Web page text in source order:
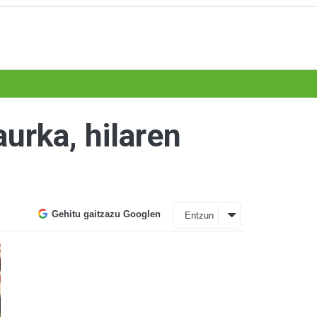
hilaren
Gehitu gaitzazu Googlen Entzun